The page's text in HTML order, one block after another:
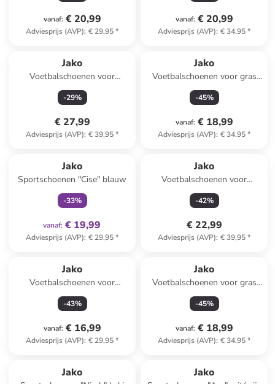
vanaf: € 20,99
Adviesprijs (AVP): € 29,95*
vanaf: € 20,99
Adviesprijs (AVP): € 34,95*
Jako
Voetbalschoenen voor
(kunst)gras "Twist"
blauw/geel
-29%
€ 27,99
Adviesprijs (AVP): € 39,95*
Jako
Voetbalschoenen voor gras
"Vini" geel
-45%
vanaf: € 18,99
Adviesprijs (AVP): € 34,95*
Jako
Sportschoenen "Cise" blauw
-33%
vanaf: € 19,99
Adviesprijs (AVP): € 29,95*
Jako
Voetbalschoenen voor
(kunst)gras "Skill" blauw
-42%
€ 22,99
Adviesprijs (AVP): € 39,95*
Jako
Voetbalschoenen voor
hardcourt "Signature"
neongroen
-43%
vanaf: € 16,99
Adviesprijs (AVP): € 29,95*
Jako
Voetbalschoenen voor gras
"Vini" wit/rood
-45%
vanaf: € 18,99
Adviesprijs (AVP): € 34,95*
Jako Jako